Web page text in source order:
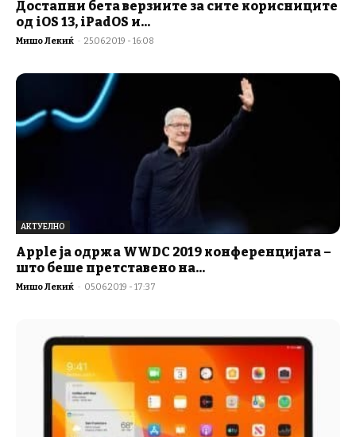
Достапни бета верзиите за сите корисниците
од iOS 13, iPadOS и...
Мишо Лекиќ - 25.06.2019 - 16:08
АКТУЕЛНО
Apple ја одржа WWDC 2019 конференцијата –
што беше претставено на...
Мишо Лекиќ - 05.06.2019 - 17:37